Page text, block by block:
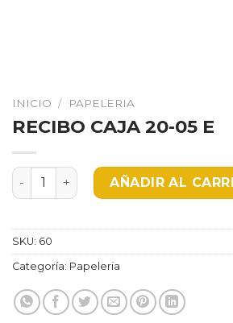
INICIO / PAPELERIA
RECIBO CAJA 20-05 E
RECIBO CAJA 20-05 E cantidad
AÑADIR AL
SKU: 60
Categoría: Papeleria